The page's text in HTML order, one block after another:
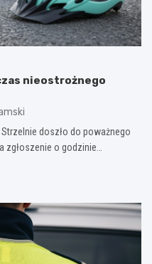
nieostrożnego
doszło do poważnego
zgłoszenie o godzinie…